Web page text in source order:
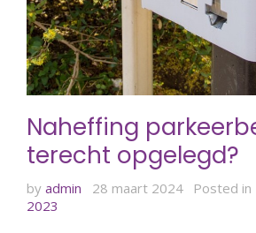
Naheffing
terecht opgelegd?
by admin 28 maart 2024 Posted in
2023